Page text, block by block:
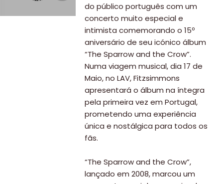
do público português com um
concerto muito especial e
intimista comemorando o 15º
aniversário de seu icónico álbum
“The Sparrow and the Crow”.
Numa viagem musical, dia 17 de
Maio, no LAV, Fitzsimmons
apresentará o álbum na íntegra
pela primeira vez em Portugal,
prometendo uma experiência
única e nostálgica para todos os
fãs.
“The Sparrow and the Crow”,
lançado em 2008, marcou um